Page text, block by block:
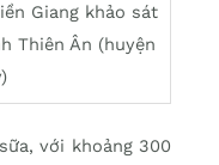
Giang khảo sát
Thiên Ân (huyện
với khoảng 300